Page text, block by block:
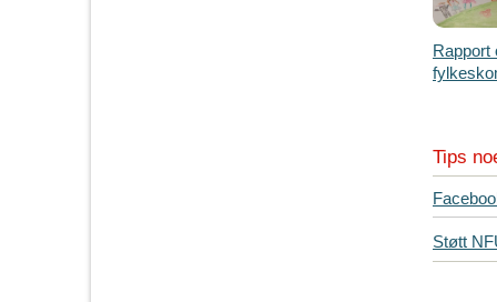
Rapport
Tips
T
i
p
Støtt